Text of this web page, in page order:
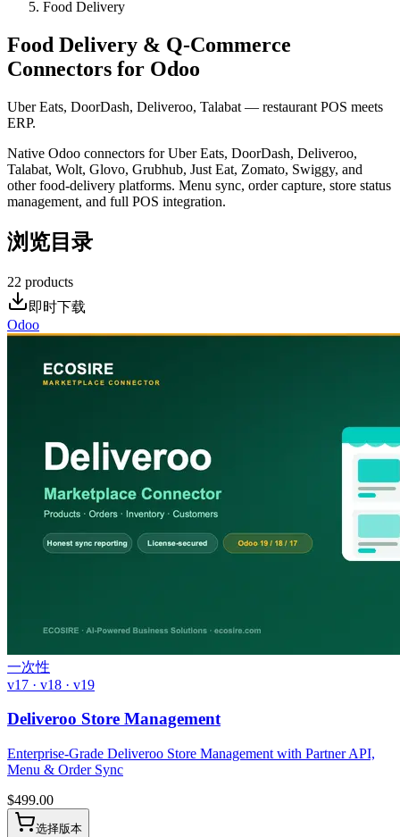
Food Delivery
Food Delivery & Q-Commerce
Connectors for Odoo
Uber Eats, DoorDash, Deliveroo, Talabat — restaurant POS meets
ERP.
Native Odoo connectors for Uber Eats, DoorDash, Deliveroo,
Talabat, Wolt, Glovo, Grubhub, Just Eat, Zomato, Swiggy, and
other food-delivery platforms. Menu sync, order capture, store status
management, and full POS integration.
浏览目录
22 products
即时下载
Odoo
一次性
v17 · v18 · v19
Deliveroo Store Management
Enterprise-Grade Deliveroo Store Management with Partner API,
Menu & Order Sync
$499.00
选择版本